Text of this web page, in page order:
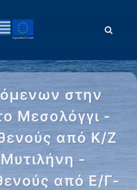
στην
Μεσολόγγι -
από Κ/Ζ
-
από Ε/Γ-